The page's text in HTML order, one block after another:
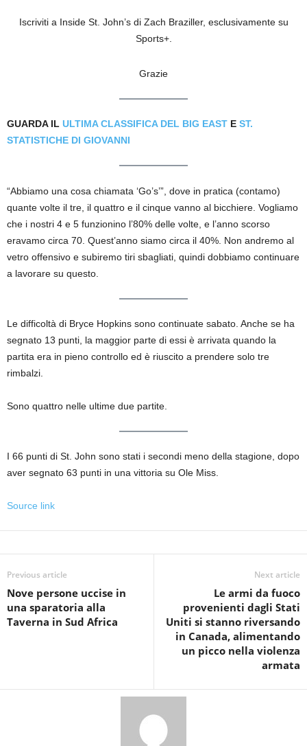
Iscriviti a Inside St. John’s di Zach Braziller, esclusivamente su
Sports+.
Grazie
GUARDA IL ULTIMA CLASSIFICA DEL BIG EAST E ST.
STATISTICHE DI GIOVANNI
“Abbiamo una cosa chiamata ‘Go’s’”, dove in pratica (contamo)
quante volte il tre, il quattro e il cinque vanno al bicchiere. Vogliamo
che i nostri 4 e 5 funzionino l’80% delle volte, e l’anno scorso
eravamo circa 70. Quest’anno siamo circa il 40%. Non andremo al
vetro offensivo e subiremo tiri sbagliati, quindi dobbiamo continuare
a lavorare su questo.
Le difficoltà di Bryce Hopkins sono continuate sabato. Anche se ha
segnato 13 punti, la maggior parte di essi è arrivata quando la
partita era in pieno controllo ed è riuscito a prendere solo tre
rimbalzi.
Sono quattro nelle ultime due partite.
I 66 punti di St. John sono stati i secondi meno della stagione, dopo
aver segnato 63 punti in una vittoria su Ole Miss.
Source link
Previous article
Nove persone uccise in
una sparatoria alla
Taverna in Sud Africa
Next article
Le armi da fuoco
provenienti dagli Stati
Uniti si stanno riversando
in Canada, alimentando
un picco nella violenza
armata